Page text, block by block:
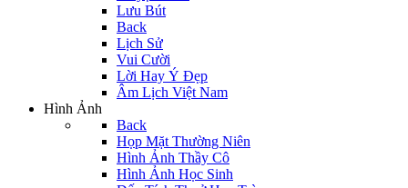
Lưu Bút
Back
Lịch Sử
Vui Cười
Lời Hay Ý Đẹp
Âm Lịch Việt Nam
Hình Ảnh
Back
Họp Mặt Thường Niên
Hình Ảnh Thầy Cô
Hình Ảnh Học Sinh